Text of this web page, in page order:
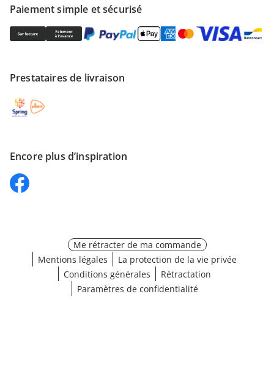
Paiement simple et sécurisé
Prestataires de livraison
Encore plus d’inspiration
Me rétracter de ma commande
Mentions légales
La protection de la vie privée
Conditions générales
Rétractation
Paramètres de confidentialité